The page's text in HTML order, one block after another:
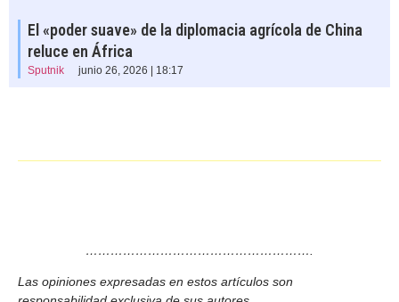
El «poder suave» de la diplomacia agrícola de China
reluce en África
Sputnik junio 26, 2026 | 18:17
……………………………………………….
Las opiniones expresadas en estos artículos son